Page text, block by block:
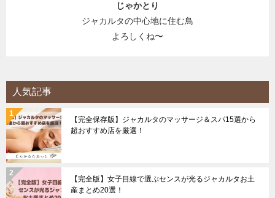
じゃかとり
ジャカルタの中心地に住む鳥
よろしくね〜
人気記事
【完全保存版】ジャカルタのマッサージ＆スパ15選から
超おすすめ店を厳選！
【完全版】女子目線で選ぶセンスが光るジャカルタお土
産まとめ20選！